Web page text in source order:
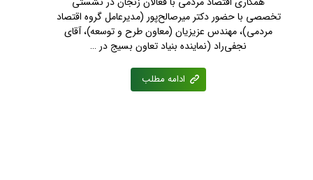
تخصصی با حضور دکتر میرصالح‌پور (مدیرعامل گروه اقتصاد
مردمی)، مهندس عزیزیان (معاون طرح و توسعه)، آقای
نجفی‌راد (نماینده بنیاد تعاون بسیج در …
ادامه مطلب